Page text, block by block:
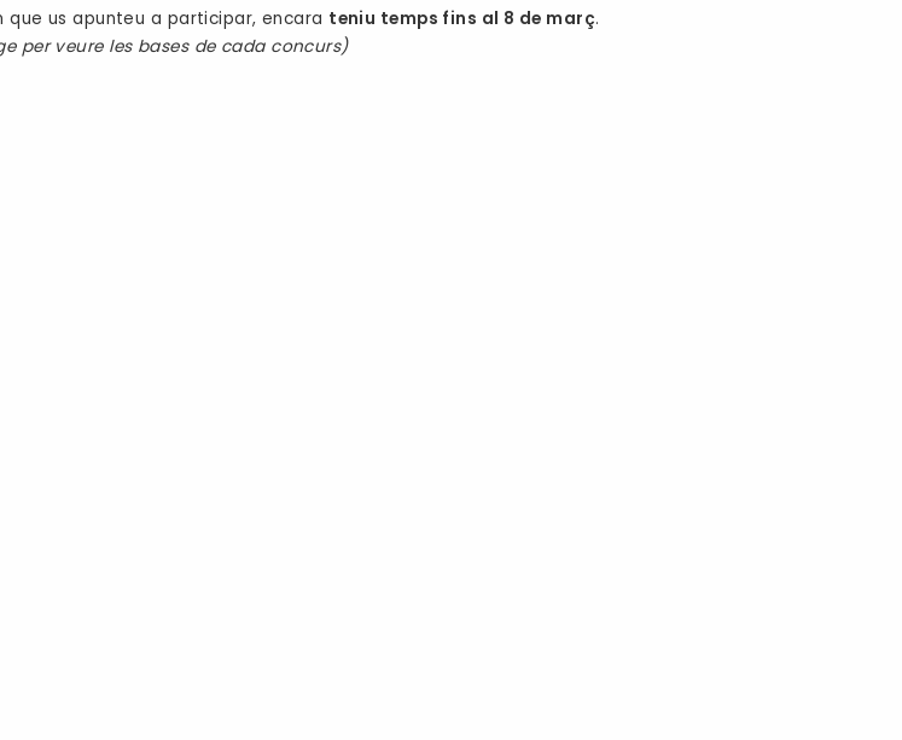
que us apunteu a participar, encara teniu temps fins al 8 de març.
per veure les bases de cada concurs)